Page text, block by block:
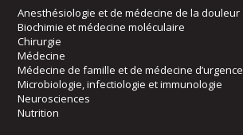
Anesthésiologie et de médecine de la douleur
Biochimie et médecine moléculaire
Chirurgie
Médecine
Médecine de famille et de médecine d’urgence
Microbiologie, infectiologie et immunologie
Neurosciences
Nutrition